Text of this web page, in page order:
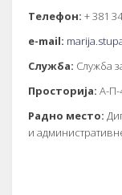
Телефон: + 381
е-mail:
Служба: Служба
Просторија: А-П-
Радно место:
и